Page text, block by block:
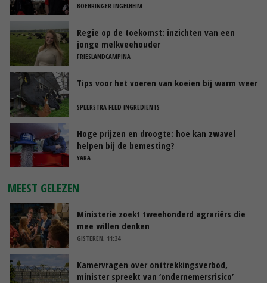
BOEHRINGER INGELHEIM
Regie op de toekomst: inzichten van een
jonge melkveehouder
FRIESLANDCAMPINA
Tips voor het voeren van koeien bij warm weer
SPEERSTRA FEED INGREDIENTS
Hoge prijzen en droogte: hoe kan zwavel
helpen bij de bemesting?
YARA
MEEST GELEZEN
Ministerie zoekt tweehonderd agrariërs die
mee willen denken
GISTEREN, 11:34
Kamervragen over onttrekkingsverbod,
minister spreekt van ‘ondernemersrisico’